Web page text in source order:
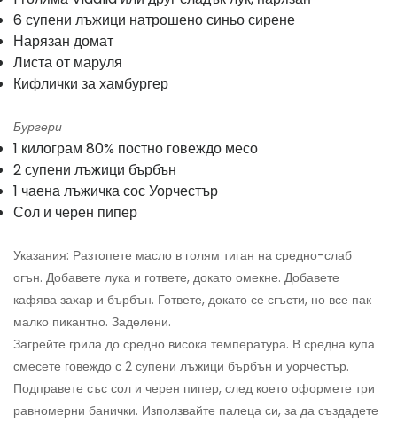
6 супени лъжици натрошено синьо сирене
Нарязан домат
Листа от маруля
Кифлички за хамбургер
Бургери
1 килограм 80% постно говеждо месо
2 супени лъжици бърбън
1 чаена лъжичка сос Уорчестър
Сол и черен пипер
Указания: Разтопете масло в голям тиган на средно-слаб
огън. Добавете лука и гответе, докато омекне. Добавете
кафява захар и бърбън. Гответе, докато се сгъсти, но все пак
малко пикантно. Заделени.
Загрейте грила до средно висока температура. В средна купа
смесете говеждо с 2 супени лъжици бърбън и уорчестър.
Подправете със сол и черен пипер, след което оформете три
равномерни банички. Използвайте палеца си, за да създадете